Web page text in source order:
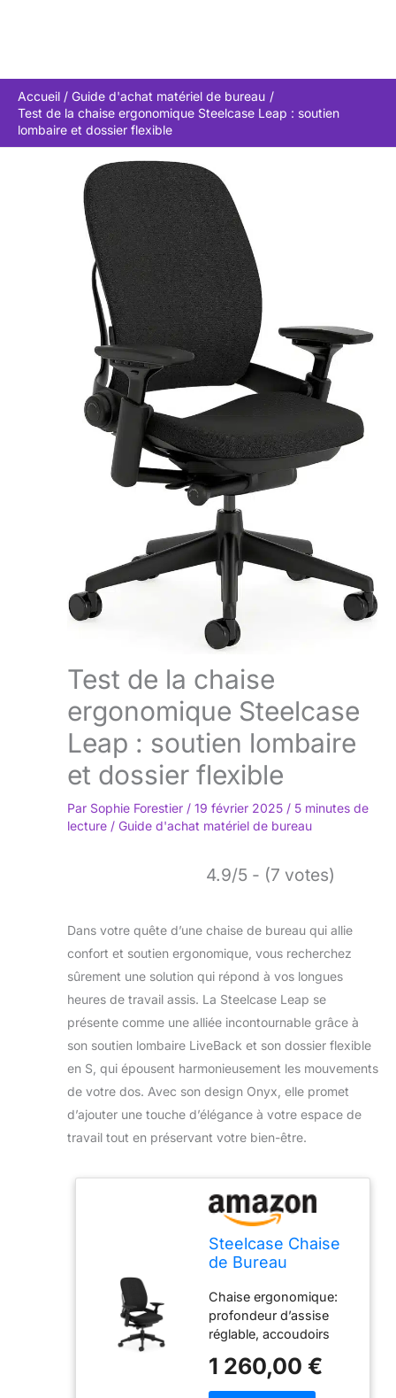
Accueil
Guide d'achat matériel de bureau
Test de la chaise ergonomique Steelcase Leap : soutien
lombaire et dossier flexible
Test de la chaise
ergonomique Steelcase
Leap : soutien lombaire
et dossier flexible
Par Sophie Forestier / 19 février 2025 / 5 minutes de
lecture / Guide d'achat matériel de bureau
4.9/5 - (7 votes)
Dans votre quête d’une chaise de bureau qui allie
confort et soutien ergonomique, vous recherchez
sûrement une solution qui répond à vos longues
heures de travail assis. La Steelcase Leap se
présente comme une alliée incontournable grâce à
son soutien lombaire LiveBack et son dossier flexible
en S, qui épousent harmonieusement les mouvements
de votre dos. Avec son design Onyx, elle promet
d’ajouter une touche d’élégance à votre espace de
travail tout en préservant votre bien-être.
Steelcase Chaise
de Bureau
Leap, accotoirs
4D, Onyx
Chaise ergonomique:
profondeur d’assise
réglable, accoudoirs
lombaire réglable,
réglage de fermeté du
1 260,00 €